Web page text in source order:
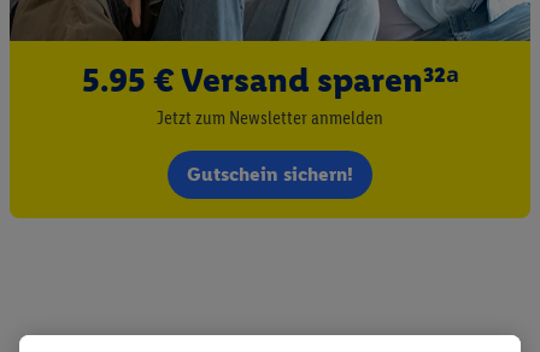
5.95 € Versand sparen³²ᵃ
Jetzt zum Newsletter anmelden
Gutschein sichern!